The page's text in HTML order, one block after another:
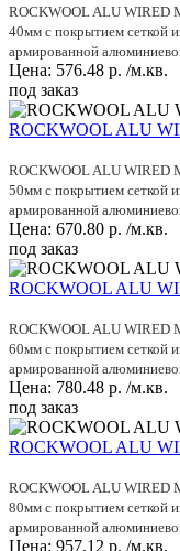
ROCKWOOL ALU WIRED
40мм с покрытием сеткой
армированной
Цена: 576.48 р. /м.кв.
под заказ
ROCKWOOL ALU
ROCKWOOL ALU WIRED
50мм с покрытием сеткой
армированной
Цена: 670.80 р. /м.кв.
под заказ
ROCKWOOL ALU
ROCKWOOL ALU WIRED
60мм с покрытием сеткой
армированной
Цена: 780.48 р. /м.кв.
под заказ
ROCKWOOL ALU
ROCKWOOL ALU WIRED
80мм с покрытием сеткой
армированной
Цена: 957.12 р. /м.кв.